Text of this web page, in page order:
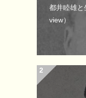
都井睦雄と
view）